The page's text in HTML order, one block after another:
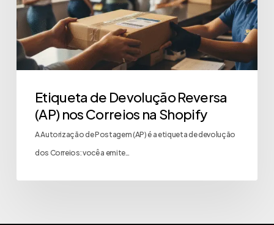
Etiqueta de Devolução Reversa
(AP) nos Correios na Shopify
A Autorização de Postagem (AP) é a etiqueta de devolução
dos Correios: você a emite…